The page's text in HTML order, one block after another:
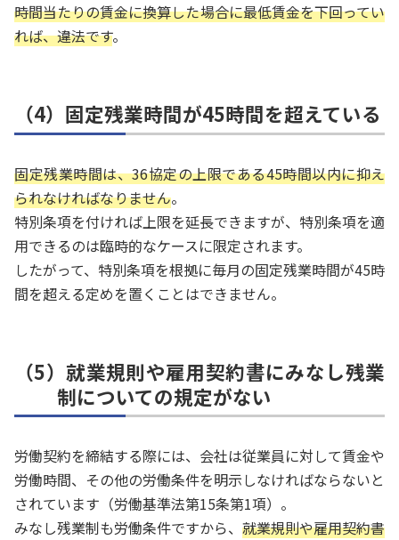
時間当たりの賃金に換算した場合に最低賃金を下回ってい
れば、違法です。
（4）固定残業時間が45時間を超えている
固定残業時間は、36協定の上限である45時間以内に抑え
られなければなりません。
特別条項を付ければ上限を延長できますが、特別条項を適
用できるのは臨時的なケースに限定されます。
したがって、特別条項を根拠に毎月の固定残業時間が45時
間を超える定めを置くことはできません。
（5）就業規則や雇用契約書にみなし残業
制についての規定がない
労働契約を締結する際には、会社は従業員に対して賃金や
労働時間、その他の労働条件を明示しなければならないと
されています（労働基準法第15条第1項）。
みなし残業制も労働条件ですから、 就業規則や雇用契約書